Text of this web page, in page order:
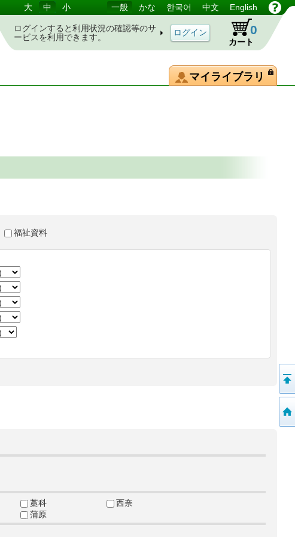
大 中 小 一般 かな 한국어 中文 English
ログインすると利用状況の確認等のサ
ービスを利用できます。
カート
0
マイライブラリ
福祉資料
藁科
西奈
蒲原